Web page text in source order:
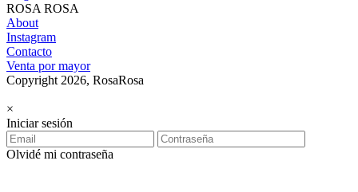
ROSA ROSA
About
Instagram
Contacto
Venta por mayor
Copyright 2026, RosaRosa
×
Iniciar sesión
Olvidé mi contraseña